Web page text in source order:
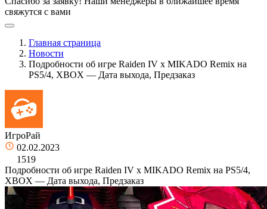
свяжутся с вами
Главная страница
Новости
Подробности об игре Raiden IV x MIKADO Remix на
PS5/4, XBOX — Дата выхода, Предзаказ
ИгроРай
02.02.2023
1519
Подробности об игре Raiden IV x MIKADO Remix на PS5/4,
XBOX — Дата выхода, Предзаказ